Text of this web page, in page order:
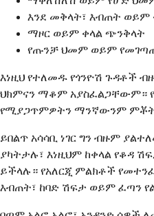
እንደ መቅላት፣ እብጠት
ማዞር ወይም ቀላል ጭንቅላት
የጡንቻ ህመም ወይም
እነዚህ የተለመዱ የጎንዮሽ ጉዳቶች
ህክምናን ማቆም አያስፈልጋቸውም።
የሚያጋጥምዎትን ማንኛውንም
ይበልጥ አሳሳቢ ነገር ግን ብዙም
ያካትታሉ፣ እነዚህም ከቀላል የቆዳ
ይችላሉ። የአለርጂ ምልክቶች
እብጠት፣ ከባድ ሽፍታ ወይም ፈጣን